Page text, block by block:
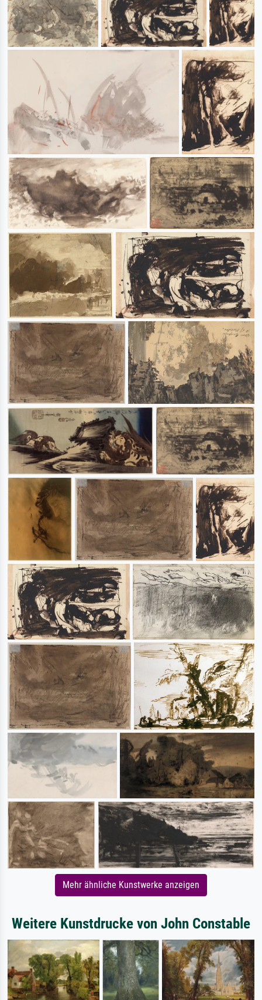
Mehr ähnliche Kunstwerke anzeigen
Weitere Kunstdrucke von John Constable